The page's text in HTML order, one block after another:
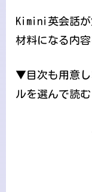
Kimini英会話
材料になる内容
▼目次も用意し
ルを選んで読